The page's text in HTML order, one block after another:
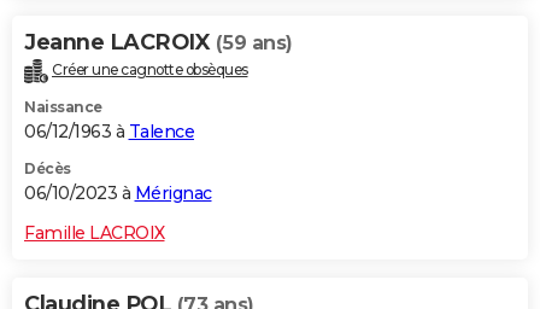
Jeanne LACROIX (59 ans)
Créer une cagnotte obsèques
Naissance
06/12/1963 à Talence
Décès
06/10/2023 à Mérignac
Famille LACROIX